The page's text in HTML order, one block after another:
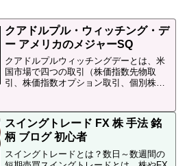
クアドルプル・ウィッチング・デ
ー アメリカのメジャーSQ
クアドルプルウィッチングデーとは、米
国市場で四つの取引（株価指数先物取
引、株価指数オプション取引、個別株オ
ャーSQに相当します
スイングトレード FX 株 手法 銘
柄 ブログ 初心者
スイングトレードとは？数日～数週間の